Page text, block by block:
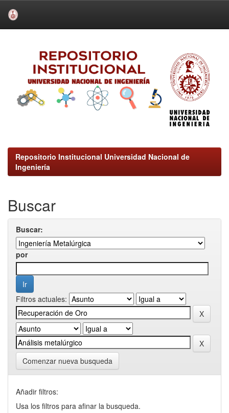
Repositorio Institucional Universidad Nacional de
Ingeniería
Buscar
Buscar:
por
Filtros actuales:
Comenzar nueva busqueda
Añadir filtros:
Usa los filtros para afinar la busqueda.